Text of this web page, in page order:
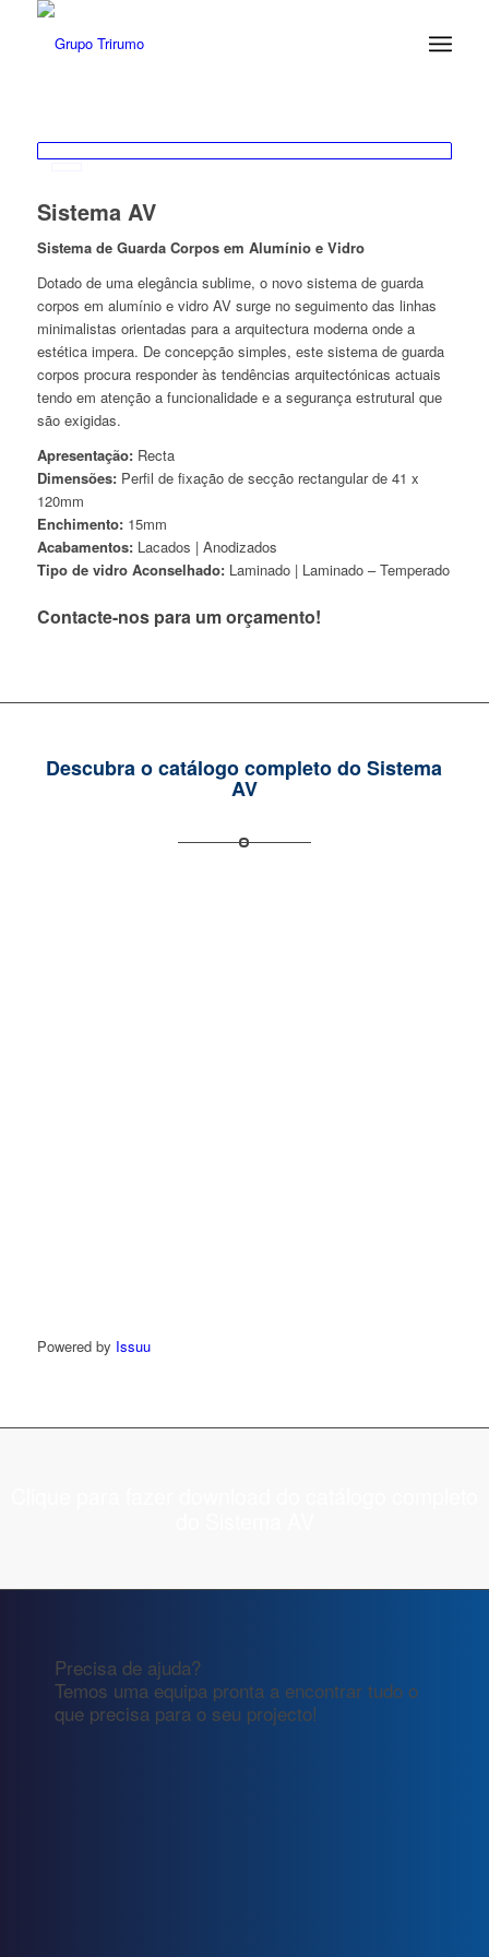
Sistema AV
Sistema de Guarda Corpos em Alumínio e Vidro
Dotado de uma elegância sublime, o novo sistema de guarda
corpos em alumínio e vidro AV surge no seguimento das linhas
minimalistas orientadas para a arquitectura moderna onde a
estética impera. De concepção simples, este sistema de guarda
corpos procura responder às tendências arquitectónicas actuais
tendo em atenção a funcionalidade e a segurança estrutural que
são exigidas.
Apresentação:Recta
Dimensões:Perfil de fixação de secção rectangular de 41 x
120mm
Enchimento:15mm
Acabamentos:Lacados | Anodizados
Tipo de vidro Aconselhado:Laminado | Laminado – Temperado
Contacte-nos para um orçamento!
Descubra o catálogo completo do Sistema
AV
Powered by Issuu
Precisa de ajuda?
Temos uma equipa pronta a encontrar tudo o
que precisa para o seu projecto!